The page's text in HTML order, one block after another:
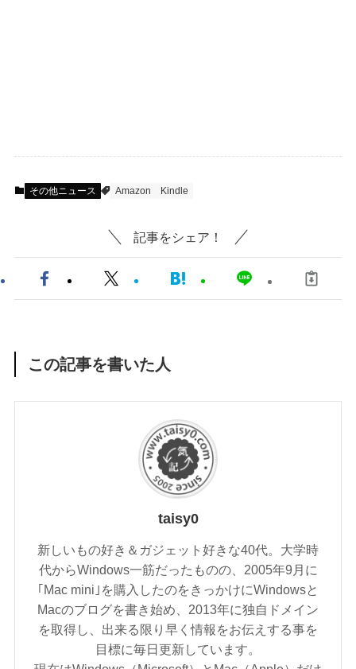
その他ニュース Amazon Kindle
記事をシェア！
この記事を書いた人
taisy0
新しいもの好き＆ガジェット好きな40代。大学時
代からWindows一筋だったものの、2005年9月に
｢Mac mini｣を購入したのをきっかけにWindowsと
Macのブログを書き始め、2013年に独自ドメイン
を取得し、出来る限り早く情報をお伝えする事を
目標に毎日更新しています。